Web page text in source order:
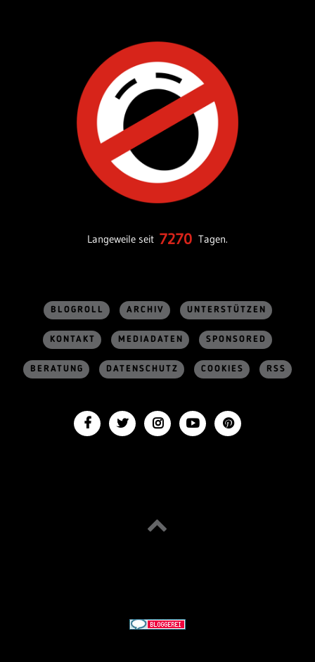
Langeweile seit 7270 Tagen.
BLOGROLL ARCHIV UNTERSTÜTZEN
KONTAKT MEDIADATEN SPONSORED
BERATUNG DATENSCHUTZ COOKIES RSS